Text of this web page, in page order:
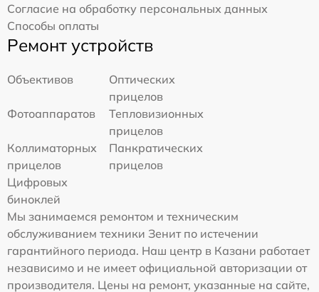
Согласие на обработку персональных данных
Способы оплаты
Ремонт устройств
Объективов
Оптических
прицелов
Фотоаппаратов
Тепловизионных
прицелов
Коллиматорных
прицелов
Панкратических
прицелов
Цифровых
биноклей
Мы занимаемся ремонтом и техническим
обслуживанием техники Зенит по истечении
гарантийного периода. Наш центр в Казани работает
независимо и не имеет официальной авторизации от
производителя. Цены на ремонт, указанные на сайте,